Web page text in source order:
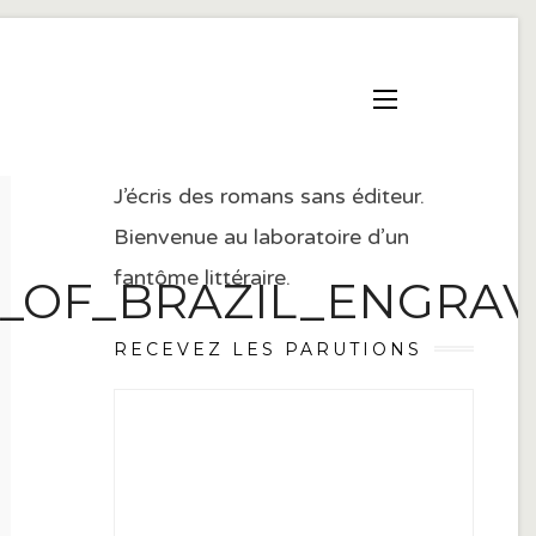
J’écris des romans sans éditeur.
Bienvenue au laboratoire d’un
fantôme littéraire.
RECEVEZ LES PARUTIONS